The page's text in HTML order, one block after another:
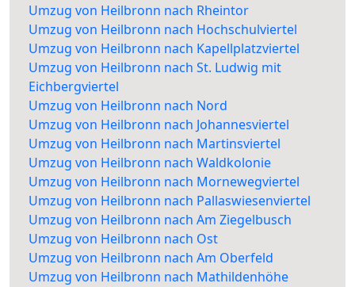
Umzug von Heilbronn nach Rheintor
Umzug von Heilbronn nach Hochschulviertel
Umzug von Heilbronn nach Kapellplatzviertel
Umzug von Heilbronn nach St. Ludwig mit
Eichbergviertel
Umzug von Heilbronn nach Nord
Umzug von Heilbronn nach Johannesviertel
Umzug von Heilbronn nach Martinsviertel
Umzug von Heilbronn nach Waldkolonie
Umzug von Heilbronn nach Mornewegviertel
Umzug von Heilbronn nach Pallaswiesenviertel
Umzug von Heilbronn nach Am Ziegelbusch
Umzug von Heilbronn nach Ost
Umzug von Heilbronn nach Am Oberfeld
Umzug von Heilbronn nach Mathildenhöhe